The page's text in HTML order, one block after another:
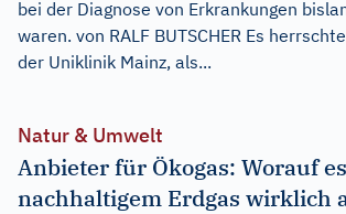
bei der Diagnose von Erkrankungen
waren. von RALF BUTSCHER Es
der Uniklinik Mainz, als...
Natur & Umwelt
Anbieter für Ökogas: Worauf
nachhaltigem Erdgas wirklich